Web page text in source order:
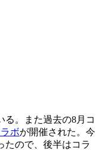
る。また過去の8月コ
ボが開催された。今
たので、後半はコラ